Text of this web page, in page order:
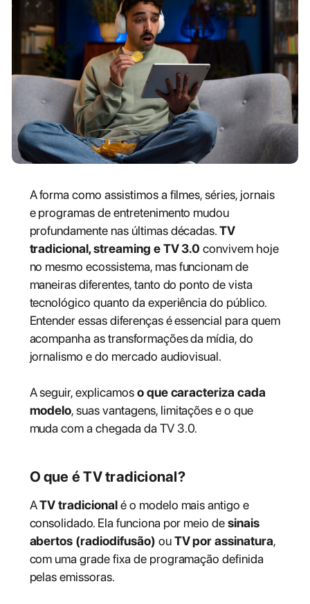
A forma como assistimos a filmes, séries, jornais
e programas de entretenimento mudou
profundamente nas últimas décadas.TV
tradicional, streaming e TV 3.0 convivem hoje
no mesmo ecossistema, mas funcionam de
maneiras diferentes, tanto do ponto de vista
tecnológico quanto da experiência do público.
Entender essas diferenças é essencial para quem
acompanha as transformações da mídia, do
jornalismo e do mercado audiovisual.
A seguir, explicamoso que caracteriza cada
modelo, suas vantagens, limitações e o que
muda com a chegada da TV 3.0.
O que é TV tradicional?
ATV tradicionalé o modelo mais antigo e
consolidado. Ela funciona por meio desinais
abertos (radiodifusão) ouTV por assinatura,
com uma grade fixa de programação definida
pelas emissoras.